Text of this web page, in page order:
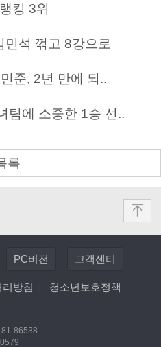
킹 3위
민석 꺾고 8강으로
준, 2년 만에 되..
팀에 소중한 1승 선..
록
PC버전 고객센터
방침 청소년보호정책
81-86538